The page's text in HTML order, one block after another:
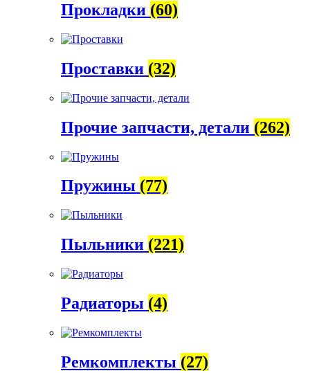
Прокладки (60)
Проставки (32)
Прочие запчасти, детали (262)
Пружины (77)
Пыльники (221)
Радиаторы (4)
Ремкомплекты (27)